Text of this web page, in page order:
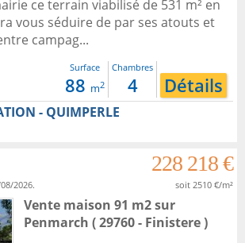
ce terrain viabilisé de 531 m² en
vous séduire de par ses atouts et
campag...
Surface
88 m2
Chambres
4 Détails
- QUIMPERLE
228 218 €
2026. soit 2510 €/m²
Vente maison 91 m2sur
Penmarch ( 29760 - Finistere )